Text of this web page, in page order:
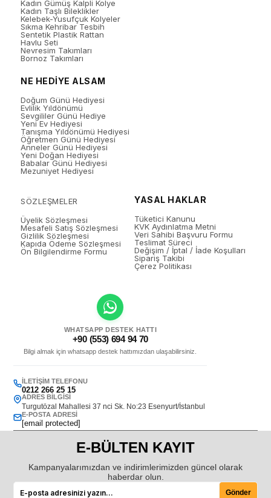
Kadın Gümüş Kalpli Kolye
Kadın Taşlı Bileklikler
Kelebek-Yusufçuk Kolyeler
Sıkma Kehribar Tesbih
Sentetik Plastik Rattan
Havlu Seti
Nevresim Takımları
Bornoz Takımları
NE HEDİYE ALSAM
Doğum Günü Hediyesi
Evlilik Yıldönümü
Sevgililer Günü Hediye
Yeni Ev Hediyesi
Tanışma Yıldönümü Hediyesi
Öğretmen Günü Hediyesi
Anneler Günü Hediyesi
Yeni Doğan Hediyesi
Babalar Günü Hediyesi
Mezuniyet Hediyesi
SÖZLEŞMELER
Üyelik Sözleşmesi
Mesafeli Satış Sözleşmesi
Gizlilik Sözleşmesi
Kapıda Ödeme Sözleşmesi
Ön Bilgilendirme Formu
YASAL HAKLAR
Tüketici Kanunu
KVK Aydınlatma Metni
Veri Sahibi Başvuru Formu
Teslimat Süreci
Değişim / İptal / İade Koşulları
Sipariş Takibi
Çerez Politikası
WHATSAPP DESTEK HATTI
+90 (553) 694 94 70
Bilgi almak için whatsapp destek hattımızdan ulaşabilirsiniz.
İLETIŞIM TELEFONU
0212 266 25 15
ADRES BILGISI
Turgutözal Mahallesi 37 nci Sk. No:23 Esenyurt/İstanbul
E-POSTA ADRESI
[email protected]
E-BÜLTEN KAYIT
Kampanyalarımızdan ve indirimlerimizden güncel olarak
haberdar olun.
Gönder